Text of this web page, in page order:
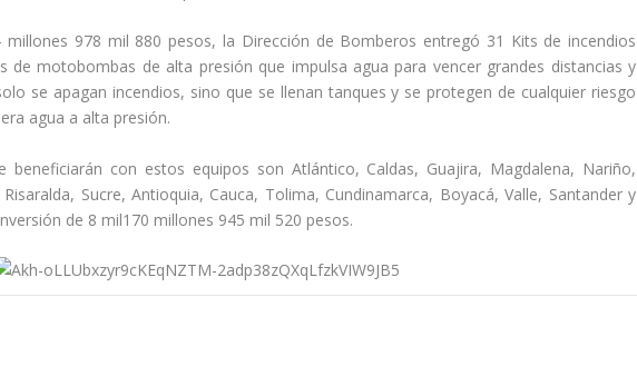
millones 978 mil 880 pesos, la Dirección de Bomberos entregó 31 Kits de incendios
de motobombas de alta presión que impulsa agua para vencer grandes distancias y
se apagan incendios, sino que se llenan tanques y se protegen de cualquier riesgo
agua a alta presión.
beneficiarán con estos equipos son Atlántico, Caldas, Guajira, Magdalena, Nariño,
Sucre, Antioquia, Cauca, Tolima, Cundinamarca, Boyacá, Valle, Santander y
de 8 mil170 millones 945 mil 520 pesos.